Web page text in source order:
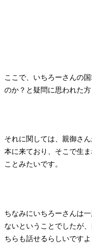
ここで、いちろーさんの
のか？と疑問に思われた
それに関しては、親御さ
本に来ており、そこで生
ことみたいです。
ちなみにいちろーさんは
ないということでしたが
ちらも話せるらしいですよ